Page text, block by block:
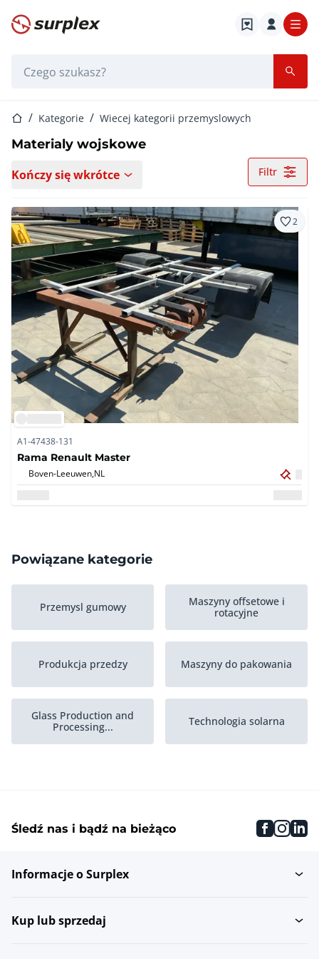
Strona główna
Strona główna
Kategorie Wiecej kategorii przemyslowych
Materialy wojskowe
Kończy się wkrótce Filtr
2
A1-47438-131
Rama Renault Master
Boven-Leeuwen,NL
Powiązane kategorie
Przemysl gumowy
Maszyny offsetowe i
rotacyjne
Produkcja przedzy Maszyny do pakowania
Glass Production and
Processing...
Technologia solarna
Printed Circuit Board
Komputery graficzne
Śledź nas i bądź na bieżąco
Informacje o Surplex
Kup lub sprzedaj